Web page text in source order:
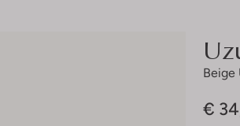
Beige
€